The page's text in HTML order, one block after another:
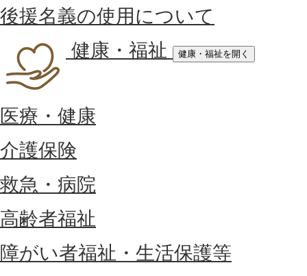
後援名義の使用について
健康・福祉
健康・福祉を開く
医療・健康
介護保険
救急・病院
高齢者福祉
障がい者福祉・生活保護等